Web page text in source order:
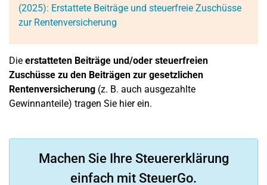
(2025): Erstattete Beiträge und steuerfreie Zuschüsse
zur Rentenversicherung
Die erstatteten Beiträge und/oder steuerfreien
Zuschüsse zu den Beiträgen zur gesetzlichen
Rentenversicherung (z. B. auch ausgezahlte
Gewinnanteile) tragen Sie hier ein.
Machen Sie Ihre Steuererklärung
einfach mit SteuerGo.